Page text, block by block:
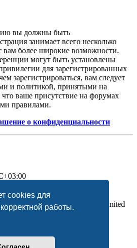
cookies для
работы.
вы должны быть
занимает всего несколько
вам более широкие возможности.
могут быть установлены
для зарегистрированных
зарегистрироваться, вам следует
и политикой, принятыми на
ваше присутствие на форумах
правилами.
о конфиденциальности
® Forum Software © phpBB Limited